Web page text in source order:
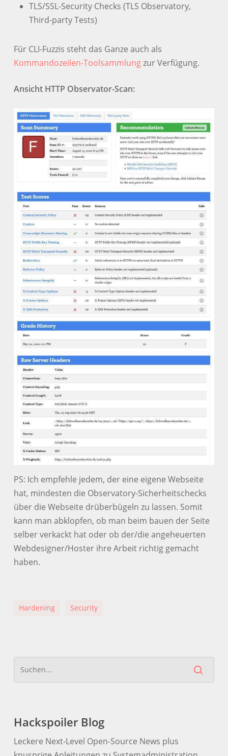
TLS/SSL-Security Checks (TLS Observatory,
Third-party Tests)
Für CLI-Fuzzis steht das Ganze auch als
Kommandozeilen-Toolsammlungzur Verfügung.
Ansicht HTTP Observator-Scan:
PS: Ich empfehle jedem, der eine eigene Webseite
hat, mindesten die Observatory-Sicherheitschecks
über die Webseite drüberbügeln zu lassen. Somit
kann man abklopfen, ob man beim bauen der Seite
selber verkackt hat oder ob der/die angeheuerten
Webdesigner/Hoster ihre Arbeit richtig gemacht
haben.
Hardening Security
Hackspoiler Blog
Leckere Next-Level Open-Source News plus